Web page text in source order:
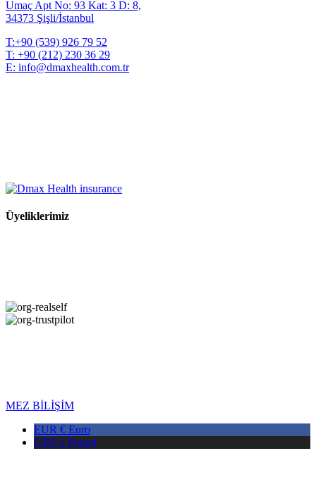
Umaç Apt No: 93 Kat: 3 D: 8,
34373 Şişli/İstanbul
T:+90 (539) 926 79 52
T: +90 (212) 230 36 29
E: info@dmaxhealth.com.tr
Üyeliklerimiz
MEZ BİLİŞİM
EUR € Euro
GBP £ Pound